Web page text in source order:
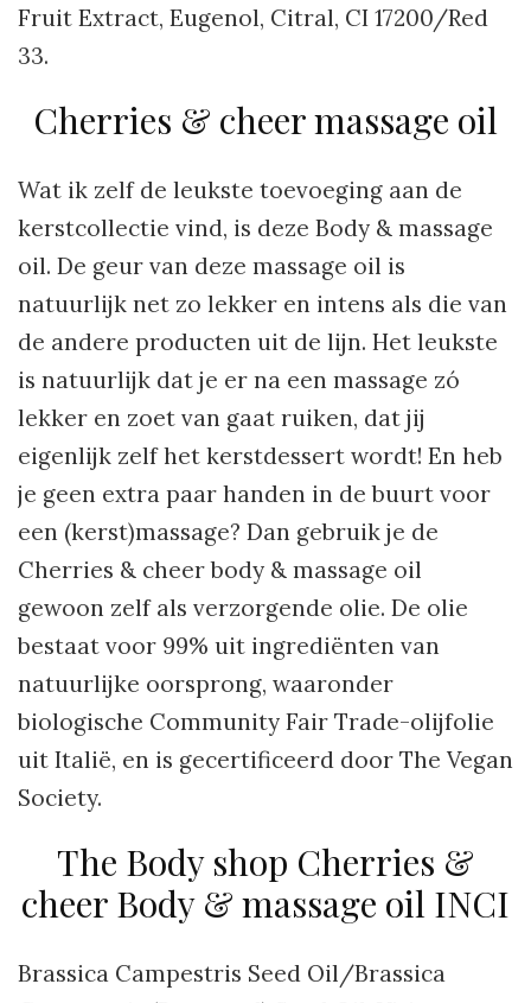
Fruit Extract, Eugenol, Citral, CI 17200/Red
33.
Cherries & cheer massage oil
Wat ik zelf de leukste toevoeging aan de
kerstcollectie vind, is deze Body & massage
oil. De geur van deze massage oil is
natuurlijk net zo lekker en intens als die van
de andere producten uit de lijn. Het leukste
is natuurlijk dat je er na een massage zó
lekker en zoet van gaat ruiken, dat jij
eigenlijk zelf het kerstdessert wordt! En heb
je geen extra paar handen in de buurt voor
een (kerst)massage? Dan gebruik je de
Cherries & cheer body & massage oil
gewoon zelf als verzorgende olie. De olie
bestaat voor 99% uit ingrediënten van
natuurlijke oorsprong, waaronder
biologische Community Fair Trade-olijfolie
uit Italië, en is gecertificeerd door The Vegan
Society.
The Body shop Cherries &
cheer Body & massage oil INCI
Brassica Campestris Seed Oil/Brassica